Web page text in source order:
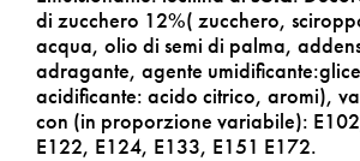
di zucchero 12%( zucchero,
acqua, olio di semi di palma,
adragante, agente
acidificante: acido citrico, aromi),
con (in proporzione variabile):
E122, E124, E133, E151 E172.